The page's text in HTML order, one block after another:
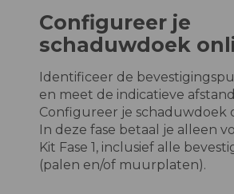
Configureer je
schaduwdoek
Identificeer de
en meet de indicatieve
Configureer je schaduwdoek
In deze fase betaal je alleen
Kit Fase 1, inclusief alle
(palen en/of muurplaten).